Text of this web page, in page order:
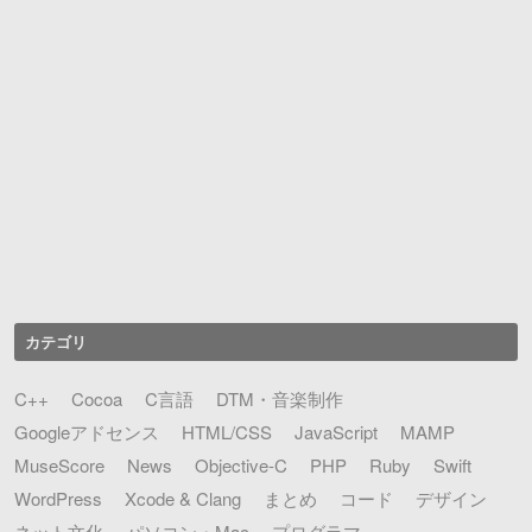
カテゴリ
C++ Cocoa C言語
DTM・音楽制作
Googleアドセンス
HTML/CSS JavaScript
MAMP
MuseScore
News Objective-C PHP Ruby
Swift
WordPress
Xcode & Clang まとめ コード
デザイン